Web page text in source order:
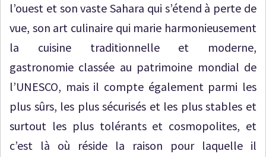
l’ouest et son vaste Sahara qui s’étend à perte de
vue, son art culinaire qui marie harmonieusement
la cuisine traditionnelle et moderne,
gastronomie classée au patrimoine mondial de
l’UNESCO, mais il compte également parmi les
plus sûrs, les plus sécurisés et les plus stables et
surtout les plus tolérants et cosmopolites, et
c’est là où réside la raison pour laquelle il